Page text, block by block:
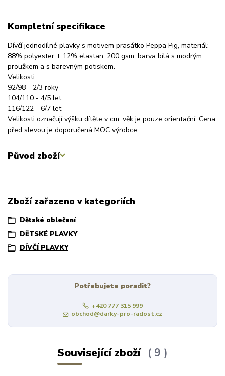
Kompletní specifikace
Dívčí jednodílné plavky s motivem prasátko Peppa Pig, materiál:
88% polyester + 12% elastan, 200 gsm, barva bílá s modrým
proužkem a s barevným potiskem.
Velikosti:
92/98 - 2/3 roky
104/110 - 4/5 let
116/122 - 6/7 let
Velikosti označují výšku dítěte v cm, věk je pouze orientační. Cena
před slevou je doporučená MOC výrobce.
Původ zboží
Zboží zařazeno v kategoriích
Dětské oblečení
DĚTSKÉ PLAVKY
DÍVČÍ PLAVKY
Potřebujete poradit?
+420 777 315 999
obchod@darky-pro-radost.cz
Související zboží 9